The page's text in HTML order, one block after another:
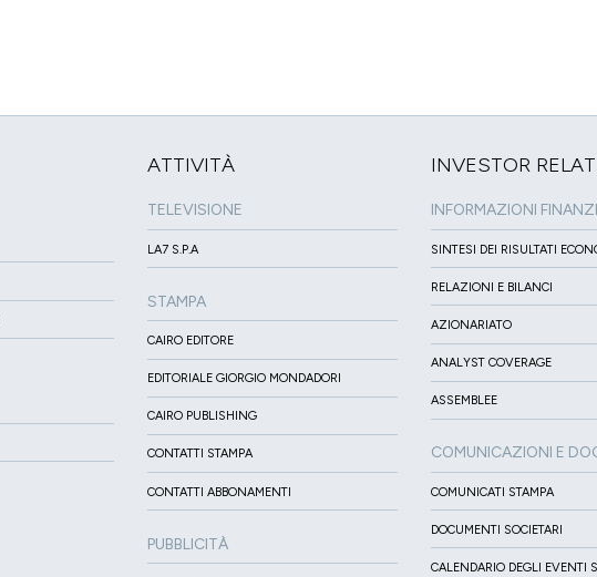
ATTIVITÀ
TELEVISIONE
LA7 S.P.A
STAMPA
CAIRO EDITORE
EDITORIALE GIORGIO MONDADORI
CAIRO PUBLISHING
CONTATTI STAMPA
CONTATTI ABBONAMENTI
PUBBLICITÀ
INVESTOR
INFORMAZIONI
SINTESI DEI RISULTATI
RELAZIONI E BILANCI
AZIONARIATO
ANALYST COVERAGE
ASSEMBLEE
COMUNICAZIONI E
COMUNICATI STAMPA
DOCUMENTI SOCIETARI
CALENDARIO DEGLI EVENTI